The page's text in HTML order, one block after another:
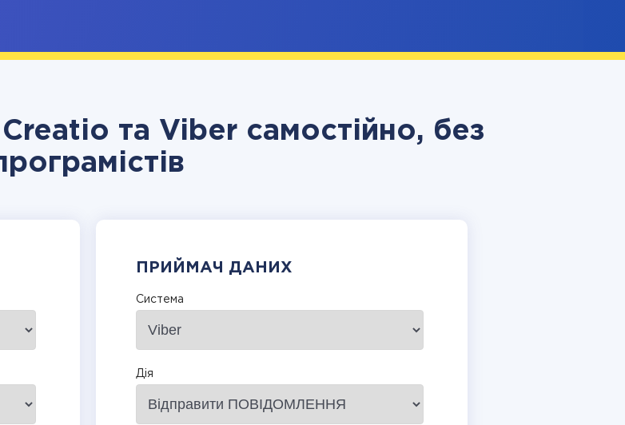
Creatio та Viber самостійно, без
ПРИЙМАЧ ДАНИХ
Система
Дія